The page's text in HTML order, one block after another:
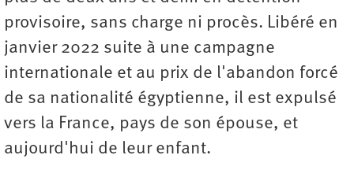
provisoire, sans charge ni procès. Libéré en
janvier 2022 suite à une campagne
internationale et au prix de l'abandon forcé
de sa nationalité égyptienne, il est expulsé
vers la France, pays de son épouse, et
aujourd'hui de leur enfant.